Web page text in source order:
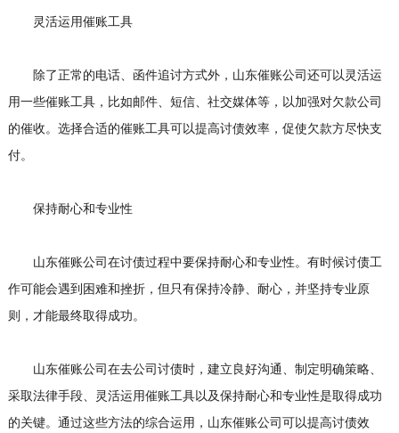
灵活运用催账工具
除了正常的电话、函件追讨方式外，山东催账公司还可以灵活运
用一些催账工具，比如邮件、短信、社交媒体等，以加强对欠款公司
的催收。选择合适的催账工具可以提高讨债效率，促使欠款方尽快支
付。
保持耐心和专业性
山东催账公司在讨债过程中要保持耐心和专业性。有时候讨债工
作可能会遇到困难和挫折，但只有保持冷静、耐心，并坚持专业原
则，才能最终取得成功。
山东催账公司在去公司讨债时，建立良好沟通、制定明确策略、
采取法律手段、灵活运用催账工具以及保持耐心和专业性是取得成功
的关键。通过这些方法的综合运用，山东催账公司可以提高讨债效